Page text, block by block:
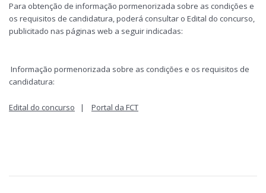
Para obtenção de informação pormenorizada sobre as condições e
os requisitos de candidatura, poderá consultar o Edital do concurso,
publicitado nas páginas web a seguir indicadas:
Informação pormenorizada sobre as condições e os requisitos de
candidatura:
Edital do concurso | Portal da FCT